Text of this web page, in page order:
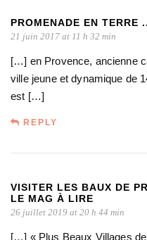
PROMENADE EN
21 juin 2017 at 11 h 32 min
[…] en Provence, ancienne
ville jeune et dynamique de
est […]
REPLY
VISITER LES BAUX DE
LE MAG À LIRE
26 juillet 2019 at 20 h 44 min
[…] « Plus Beaux Villages